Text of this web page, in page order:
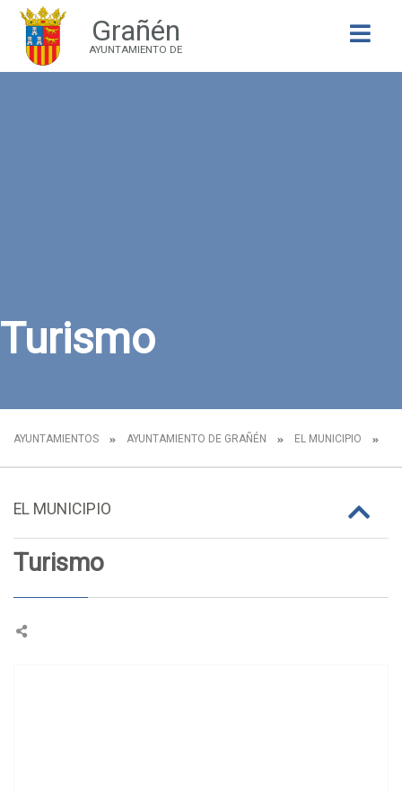
Grañén
AYUNTAMIENTO DE
Turismo
AYUNTAMIENTOS AYUNTAMIENTO DE GRAÑÉN EL MUNICIPIO
EL MUNICIPIO
Turismo